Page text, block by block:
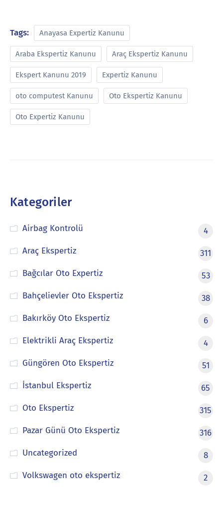
Tags: Anayasa Expertiz Kanunu
Araba Ekspertiz Kanunu Araç Ekspertiz Kanunu
Ekspert Kanunu 2019 Expertiz Kanunu
oto computest Kanunu Oto Ekspertiz Kanunu
Oto Expertiz Kanunu
Kategoriler
Airbag Kontrolü
4
Araç Ekspertiz
311
Bağcılar Oto Expertiz
53
Bahçelievler Oto Ekspertiz
38
Bakırköy Oto Ekspertiz
6
Elektrikli Araç Ekspertiz
4
Güngören Oto Ekspertiz
51
İstanbul Ekspertiz
65
Oto Ekspertiz
315
Pazar Günü Oto Ekspertiz
316
Uncategorized
8
Volkswagen oto ekspertiz
2